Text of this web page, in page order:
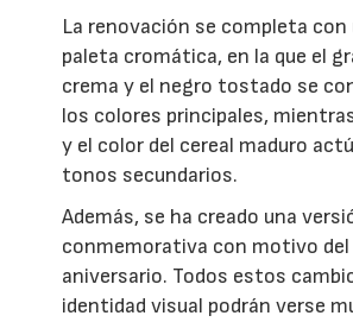
La renovación se completa con
paleta cromática, en la que el
crema y el negro tostado se
los colores principales,
y el color del cereal maduro
tonos secundarios.
Además, se ha creado una
conmemorativa con motivo del
aniversario. Todos estos
identidad visual podrán verse